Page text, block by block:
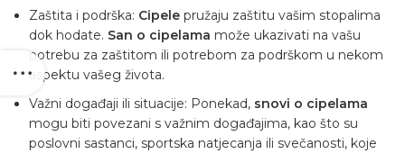
Zaštita i podrška: Cipele pružaju zaštitu vašim stopalima
dok hodate. San o cipelama može ukazivati na vašu
potrebu za zaštitom ili potrebom za podrškom u nekom
aspektu vašeg života.
Važni događaji ili situacije: Ponekad, snovi o cipelama
mogu biti povezani s važnim događajima, kao što su
poslovni sastanci, sportska natjecanja ili svečanosti, koje